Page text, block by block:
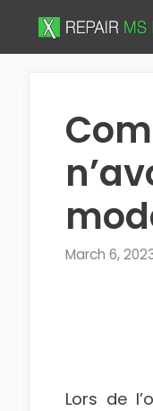
March 6,
Lors de